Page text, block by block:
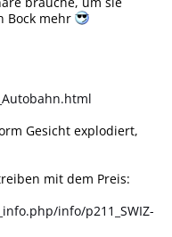
Bock mehr
Gesicht explodiert,
mit dem Preis:
info/p211_SWIZ-